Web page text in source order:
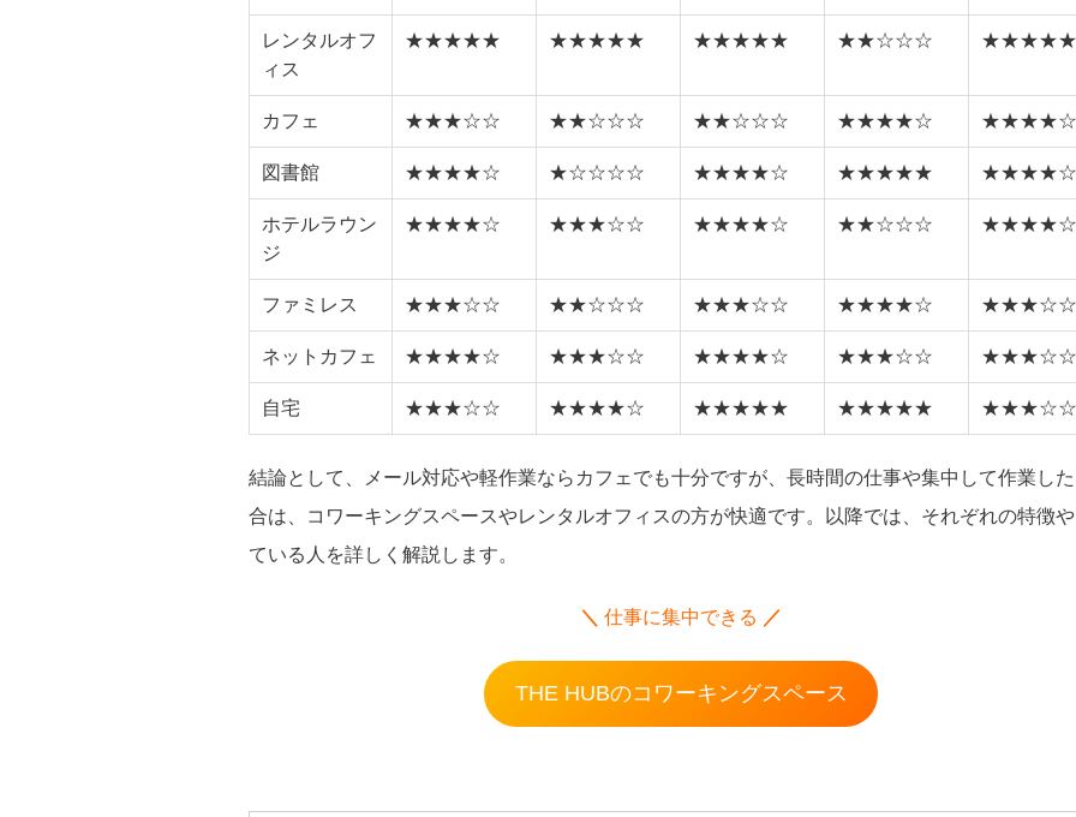
レンタルオフ
ィス
★★★★★ ★★★★★ ★★★★★ ★★☆☆☆ ★★★★★
カフェ ★★★☆☆ ★★☆☆☆ ★★☆☆☆ ★★★★☆ ★★★★☆
図書館 ★★★★☆ ★☆☆☆☆ ★★★★☆ ★★★★★ ★★★★☆
ホテルラウン
ジ
★★★★☆ ★★★☆☆ ★★★★☆ ★★☆☆☆ ★★★★☆
ファミレス ★★★☆☆ ★★☆☆☆ ★★★☆☆ ★★★★☆ ★★★☆☆
ネットカフェ ★★★★☆ ★★★☆☆ ★★★★☆ ★★★☆☆ ★★★☆☆
自宅 ★★★☆☆ ★★★★☆ ★★★★★ ★★★★★ ★★★☆☆
結論として、メール対応や軽作業ならカフェでも十分ですが、長時間の仕事や集中して作業し
合は、コワーキングスペースやレンタルオフィスの方が快適です。以降では、それぞれの特徴
ている人を詳しく解説します。
＼ 仕事に集中できる ／
THE HUBのコワーキングスペース